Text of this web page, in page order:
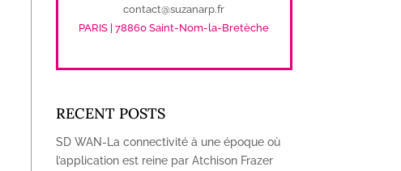
contact@suzanarp.fr
PARIS | 78860 Saint-Nom-la-Bretèche
RECENT POSTS
SD WAN-La connectivité à une époque où
l’application est reine par Atchison Frazer